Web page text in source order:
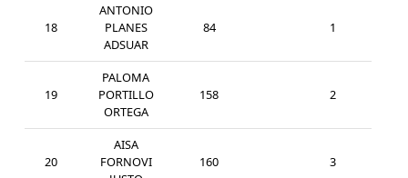
18
ANTONIO
PLANES
ADSUAR
84 1
19
PALOMA
PORTILLO
ORTEGA
158 2
20
AISA
FORNOVI
160 3